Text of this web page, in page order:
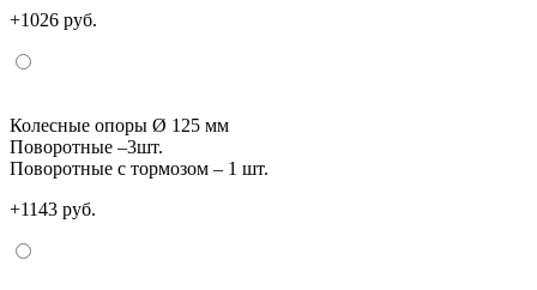
+1026 руб.
Колесные опоры Ø 125 мм
Поворотные –3шт.
Поворотные с тормозом – 1 шт.
+1143 руб.